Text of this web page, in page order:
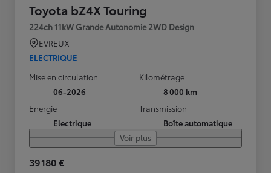
Toyota bZ4X Touring
224ch 11kW Grande Autonomie 2WD Design
EVREUX
ELECTRIQUE
Mise en circulation
06-2026
Kilométrage
8 000 km
Energie
Electrique
Transmission
Boîte automatique
Voir plus
39 180 €